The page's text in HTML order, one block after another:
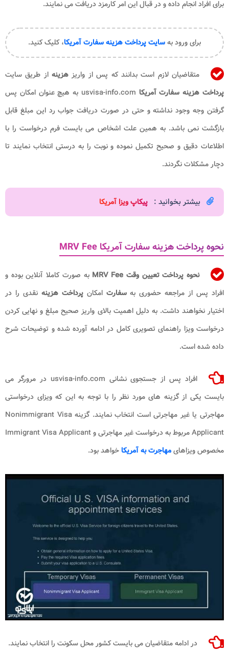
برای افراد انجام داده و در قبال این امر کارمزد دریافت می نمایند.
برای ورود بهسایت پرداخت هزینه سفارت آمریکا، کلیک کنید.
متقاضیان لازم است بدانند که پس از واریز هزینهاز طریق سایت
پرداخت هزینه سفارت آمریکا
usvisa-info.com به هیچ عنوان امکان پس
گرفتن وجه وجود نداشته و حتی در صورت دریافت جواب رد این مبلغ قابل
بازگشت نمی باشد. به همین علت اشخاص می بایست فرم درخواست را با
اطلاعات دقیق و صحیح تکمیل نموده و نوبت را به درستی انتخاب نمایند تا
دچار مشکلات نگردند.
بیشتر بخوانید : پیکاپ ویزا آمریکا​
نحوه پرداخت هزینه سفارت آمریکا MRV Fee​
نحوه پرداخت تعیین وقت MRV Fee​
به صورت کاملا آنلاین بوده و
افراد پس از مراجعه حضوری بهسفارتامکانپرداخت هزینهنقدی را در
اختیار نخواهند داشت. به دلیل اهمیت بالای واریز صحیح مبلغ و نهایی کردن
درخواست ویزا راهنمای تصویری کامل در ادامه آورده شده و توضیحات شرح
داده شده است.
افراد پس از جستجوی نشانی usvisa-info.com در مرورگر می
بایست یکی از گزینه های مورد نظر را با توجه به این که ویزای درخواستی
مهاجرتی یا غیر مهاجرتی است انتخاب نمایند. گزینه Nonimmigrant Visa
Applicant مربوط به درخواست غیر مهاجرتی و Immigrant Visa Applicant
مخصوص ویزاهایمهاجرت به آمریکا خواهد بود.
در ادامه متقاضیان می بایست کشور محل سکونت را انتخاب نمایند.